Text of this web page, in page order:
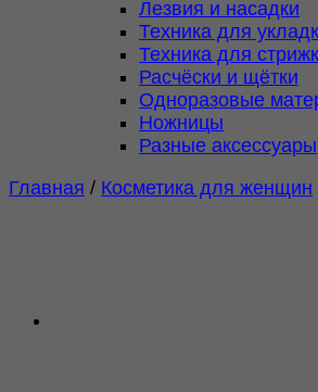
Лезвия и насадки
Техника для
Техника для
Расчёски и щётки
Одноразовые
Ножницы
Разные аксессуары
Главная / Косметика для женщин